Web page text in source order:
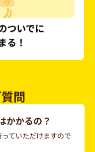
問
かかるの？
ていただけますので